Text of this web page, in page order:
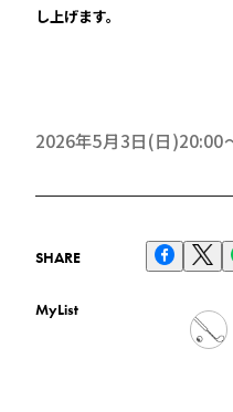
し上げます。
2026年5月3日(日)20:00
SHARE
MyList